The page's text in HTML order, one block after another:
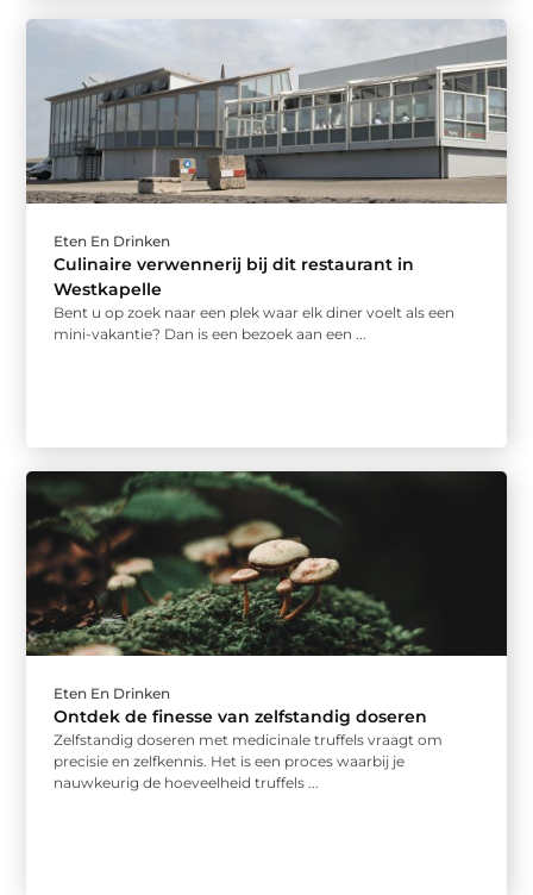
Eten En Drinken
Culinaire verwennerij bij dit restaurant in
Westkapelle
Bent u op zoek naar een plek waar elk diner voelt als een
mini-vakantie? Dan is een bezoek aan een ...
Eten En Drinken
Ontdek de finesse van zelfstandig doseren
Zelfstandig doseren met medicinale truffels vraagt om
precisie en zelfkennis. Het is een proces waarbij je
nauwkeurig de hoeveelheid truffels ...